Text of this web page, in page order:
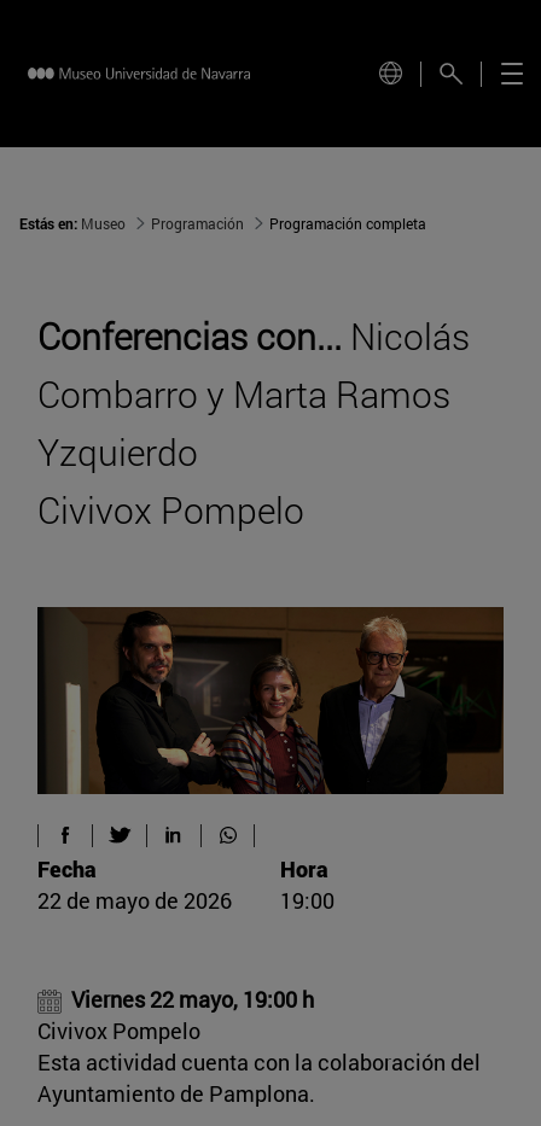
Estás en: Museo Programación Programación completa
Conferencias con... Nicolás
Combarro y Marta Ramos
Yzquierdo
Civivox Pompelo
Viernes 22 mayo, 19:00 h
Civivox Pompelo
Esta actividad cuenta con la colaboración del
Ayuntamiento de Pamplona.
Fecha
22 de mayo de 2026
Hora
19:00